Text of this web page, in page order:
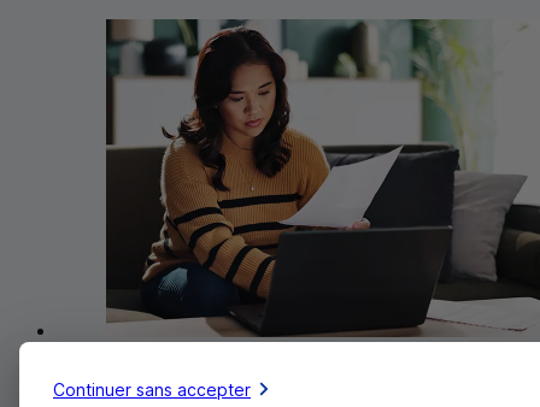
Fournir les bons documents pour
Continuer sans accepter